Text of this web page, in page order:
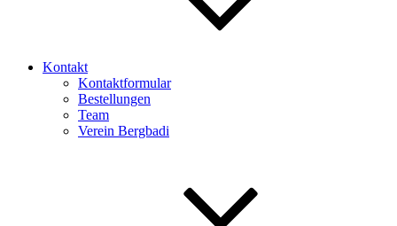
Kontakt
Kontaktformular
Bestellungen
Team
Verein Bergbadi